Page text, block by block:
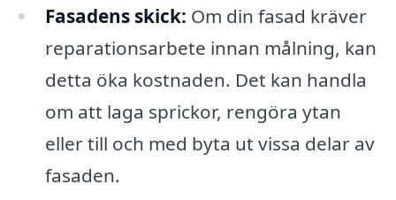
Fasadens skick: Om din fasad kräver
reparationsarbete innan målning, kan
detta öka kostnaden. Det kan handla
om att laga sprickor, rengöra ytan
eller till och med byta ut vissa delar av
fasaden.